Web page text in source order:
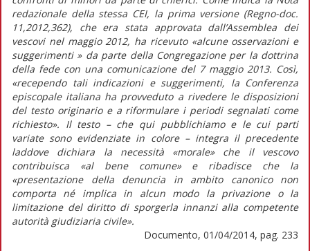
redazionale della stessa CEI, la prima versione (Regno-doc.
11,2012,362), che era stata approvata dall’Assemblea dei
vescovi nel maggio 2012, ha ricevuto «alcune osservazioni e
suggerimenti » da parte della Congregazione per la dottrina
della fede con una comunicazione del 7 maggio 2013. Così,
«recependo tali indicazioni e suggerimenti, la Conferenza
episcopale italiana ha provveduto a rivedere le disposizioni
del testo originario e a riformulare i periodi segnalati come
richiesto». Il testo – che qui pubblichiamo e le cui parti
variate sono evidenziate in colore – integra il precedente
laddove dichiara la necessità «morale» che il vescovo
contribuisca «al bene comune» e ribadisce che la
«presentazione della denuncia in ambito canonico non
comporta né implica in alcun modo la privazione o la
limitazione del diritto di sporgerla innanzi alla competente
autorità giudiziaria civile».
Documento, 01/04/2014, pag. 233